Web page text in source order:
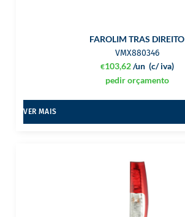
FAROLIM TRAS DIREITO
VMX880346
€103,62 (c/ iva)
/un
pedir orçamento
VER MAIS